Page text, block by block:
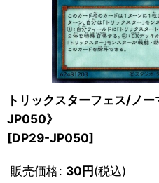
トリックスターフェス/ノ
JP050》
[DP29-JP050]
販売価格: 30円(税込)